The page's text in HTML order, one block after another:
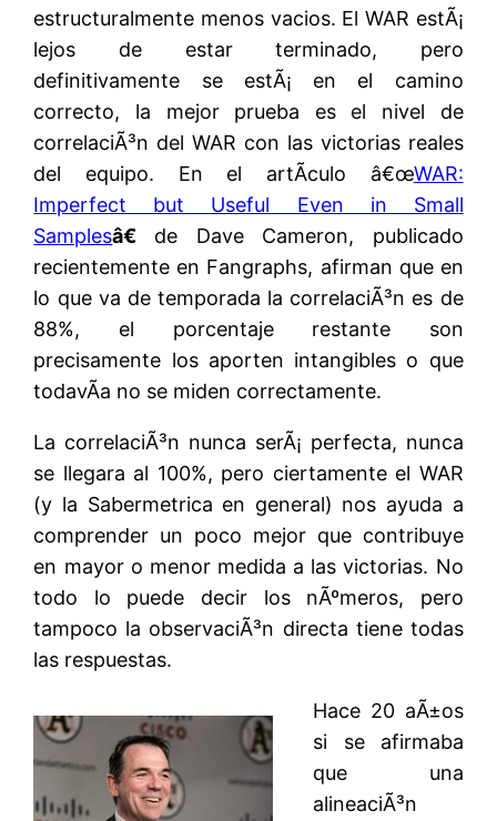
estructuralmente menos vacios. El WAR estÃ¡
lejos de estar terminado, pero
definitivamente se estÃ¡ en el camino
correcto, la mejor prueba es el nivel de
correlaciÃ³n del WAR con las victorias reales
del equipo. En el artÃ­culo â€œWAR:
Imperfect but Useful Even in Small
Samplesâ€ de Dave Cameron, publicado
recientemente en Fangraphs, afirman que en
lo que va de temporada la correlaciÃ³n es de
88%, el porcentaje restante son
precisamente los aporten intangibles o que
todavÃ­a no se miden correctamente.
La correlaciÃ³n nunca serÃ¡ perfecta, nunca
se llegara al 100%, pero ciertamente el WAR
(y la Sabermetrica en general) nos ayuda a
comprender un poco mejor que contribuye
en mayor o menor medida a las victorias. No
todo lo puede decir los nÃºmeros, pero
tampoco la observaciÃ³n directa tiene todas
las respuestas.
Hace 20 aÃ±os
si se afirmaba
que una
alineaciÃ³n